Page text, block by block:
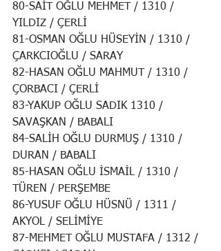
80-SAİT OĞLU MEHMET / 1310 /
YILDIZ / ÇERLİ
81-OSMAN OĞLU HÜSEYİN / 1310 /
ÇARKCIOĞLU / SARAY
82-HASAN OĞLU MAHMUT / 1310 /
ÇORBACI / ÇERLİ
83-YAKUP OĞLU SADIK 1310 /
SAVAŞKAN / BABALI
84-SALİH OĞLU DURMUŞ / 1310 /
DURAN / BABALI
85-HASAN OĞLU İSMAİL / 1310 /
TÜREN / PERŞEMBE
86-YUSUF OĞLU HÜSNÜ / 1311 /
AKYOL / SELİMİYE
87-MEHMET OĞLU MUSTAFA / 1312 /